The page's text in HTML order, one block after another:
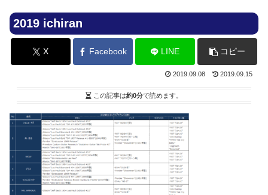
2019 ichiran
X Facebook LINE コピー
2019.09.08 2019.09.15
この記事は約0分で読めます。